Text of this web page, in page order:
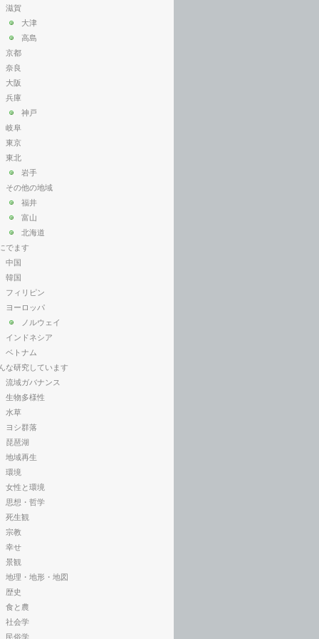
滋賀
大津
高島
京都
奈良
大阪
兵庫
神戸
岐阜
東京
東北
岩手
その他の地域
福井
富山
北海道
でます
中国
韓国
フィリピン
ヨーロッパ
ノルウェイ
インドネシア
ベトナム
な研究しています
流域ガバナンス
生物多様性
水草
ヨシ群落
琵琶湖
地域再生
環境
女性と環境
思想・哲学
死生観
宗教
幸せ
景観
地理・地形・地図
歴史
食と農
社会学
民俗学